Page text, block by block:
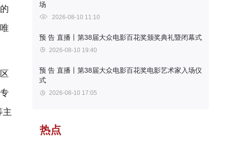
主
场
2026-08-10 11:10
预 告 直播丨第38届大众电影百花奖颁奖典礼暨闭幕式
2026-08-10 19:40
预 告 直播丨第38届大众电影百花奖电影艺术家入场仪
式
2026-08-10 17:05
热点